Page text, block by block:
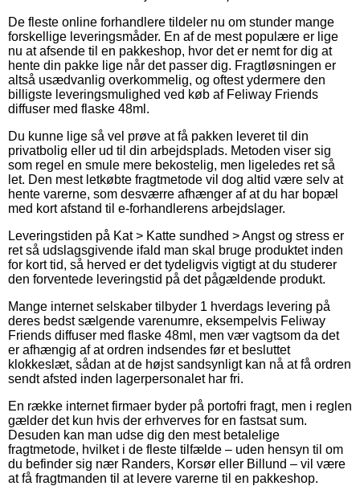
De fleste online forhandlere tildeler nu om stunder mange
forskellige leveringsmåder. En af de mest populære er lige
nu at afsende til en pakkeshop, hvor det er nemt for dig at
hente din pakke lige når det passer dig. Fragtløsningen er
altså usædvanlig overkommelig, og oftest ydermere den
billigste leveringsmulighed ved køb af Feliway Friends
diffuser med flaske 48ml.
Du kunne lige så vel prøve at få pakken leveret til din
privatbolig eller ud til din arbejdsplads. Metoden viser sig
som regel en smule mere bekostelig, men ligeledes ret så
let. Den mest letkøbte fragtmetode vil dog altid være selv at
hente varerne, som desværre afhænger af at du har bopæl
med kort afstand til e-forhandlerens arbejdslager.
Leveringstiden på Kat > Katte sundhed > Angst og stress er
ret så udslagsgivende ifald man skal bruge produktet inden
for kort tid, så herved er det tydeligvis vigtigt at du studerer
den forventede leveringstid på det pågældende produkt.
Mange internet selskaber tilbyder 1 hverdags levering på
deres bedst sælgende varenumre, eksempelvis Feliway
Friends diffuser med flaske 48ml, men vær vagtsom da det
er afhængig af at ordren indsendes før et besluttet
klokkeslæt, sådan at de højst sandsynligt kan nå at få ordren
sendt afsted inden lagerpersonalet har fri.
En række internet firmaer byder på portofri fragt, men i reglen
gælder det kun hvis der erhverves for en fastsat sum.
Desuden kan man udse dig den mest betalelige
fragtmetode, hvilket i de fleste tilfælde – uden hensyn til om
du befinder sig nær Randers, Korsør eller Billund – vil være
at få fragtmanden til at levere varerne til en pakkeshop.